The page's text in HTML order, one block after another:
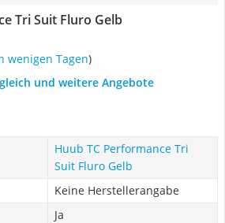
Tri Suit Fluro Gelb
wenigen Tagen)
und weitere Angebote
Huub TC Performance Tri
Suit Fluro Gelb
Keine Herstellerangabe
Ja